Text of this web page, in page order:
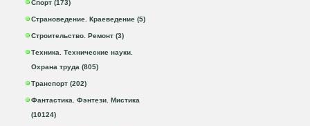
Спорт (173)
Страноведение. Краеведение (5)
Строительство. Ремонт (3)
Техника. Технические науки.
Охрана труда (805)
Транспорт (202)
Фантастика. Фэнтези. Мистика
(10124)